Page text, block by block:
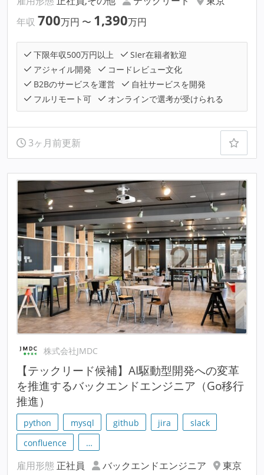
年収 700万円 〜 1,390万円
下限年収500万円以上
SIer在籍者歓迎
アジャイル開発
コードレビュー文化
B2Bのサービスを運営
自社サービスを開発
フルリモート可
オンラインで選考が受けられる
3ヶ月前更新
株式会社JMDC
【テックリード候補】AI駆動型開発への変革
を推進するバックエンドエンジニア（Go移行
推進）
python mysql github jira
slack
confluence
…
雇用形態 正社員 バックエンドエンジニア
東京